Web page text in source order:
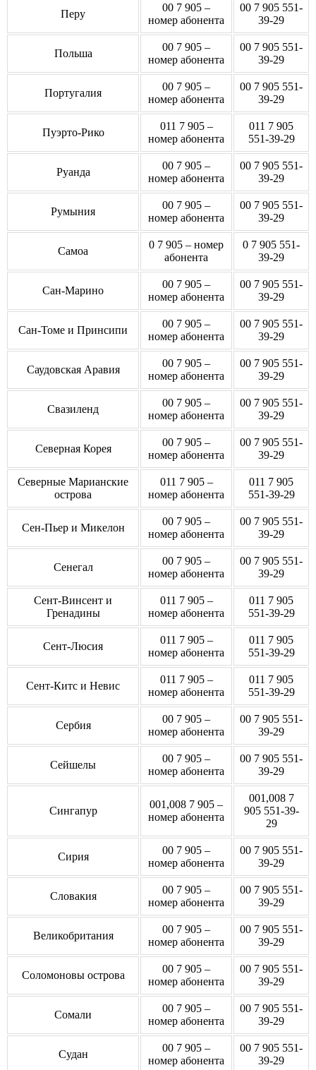
Перу
00 7 905 –
номер абонента
00 7 905 551-
39-29
Польша
00 7 905 –
номер абонента
00 7 905 551-
39-29
Португалия
00 7 905 –
номер абонента
00 7 905 551-
39-29
Пуэрто-Рико
011 7 905 –
номер абонента
011 7 905
551-39-29
Руанда
00 7 905 –
номер абонента
00 7 905 551-
39-29
Румыния
00 7 905 –
номер абонента
00 7 905 551-
39-29
Самоа
0 7 905 – номер
абонента
0 7 905 551-
39-29
Сан-Марино
00 7 905 –
номер абонента
00 7 905 551-
39-29
Сан-Томе и Принсипи
00 7 905 –
номер абонента
00 7 905 551-
39-29
Саудовская Аравия
00 7 905 –
номер абонента
00 7 905 551-
39-29
Свазиленд
00 7 905 –
номер абонента
00 7 905 551-
39-29
Северная Корея
00 7 905 –
номер абонента
00 7 905 551-
39-29
Северные Марианские
острова
011 7 905 –
номер абонента
011 7 905
551-39-29
Сен-Пьер и Микелон
00 7 905 –
номер абонента
00 7 905 551-
39-29
Сенегал
00 7 905 –
номер абонента
00 7 905 551-
39-29
Сент-Винсент и
Гренадины
011 7 905 –
номер абонента
011 7 905
551-39-29
Сент-Люсия
011 7 905 –
номер абонента
011 7 905
551-39-29
Сент-Китс и Невис
011 7 905 –
номер абонента
011 7 905
551-39-29
Сербия
00 7 905 –
номер абонента
00 7 905 551-
39-29
Сейшелы
00 7 905 –
номер абонента
00 7 905 551-
39-29
Сингапур
001,008 7 905 –
номер абонента
001,008 7
905 551-39-
29
Сирия
00 7 905 –
номер абонента
00 7 905 551-
39-29
Словакия
00 7 905 –
номер абонента
00 7 905 551-
39-29
Великобритания
00 7 905 –
номер абонента
00 7 905 551-
39-29
Соломоновы острова
00 7 905 –
номер абонента
00 7 905 551-
39-29
Сомали
00 7 905 –
номер абонента
00 7 905 551-
39-29
Судан
00 7 905 –
номер абонента
00 7 905 551-
39-29